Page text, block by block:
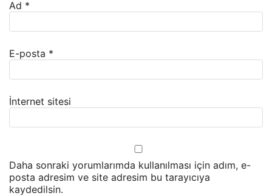
Ad *
E-posta *
İnternet sitesi
Daha sonraki yorumlarımda kullanılması için adım, e-
posta adresim ve site adresim bu tarayıcıya
kaydedilsin.